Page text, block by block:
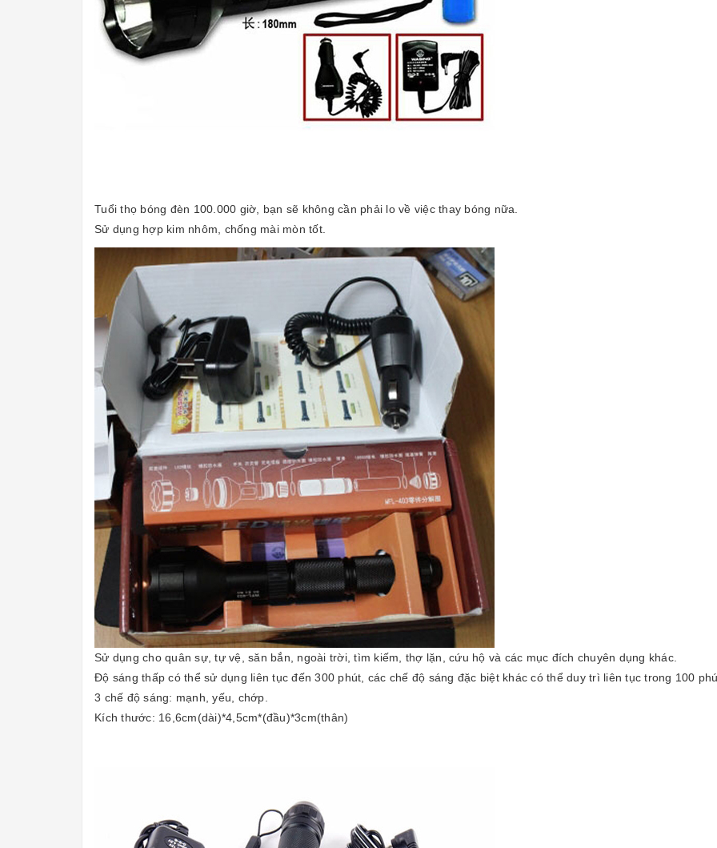
Tuổi thọ bóng đèn 100.000 giờ, bạn sẽ không cần phải lo về việc thay bóng nữa.
Sử dụng hợp kim nhôm, chống mài mòn tốt.
Sử dụng cho quân sự, tự vệ, săn bắn, ngoài trời, tìm kiếm, thợ lặn, cứu hộ và các mục đích chuyên dụng khác.
Độ sáng thấp có thể sử dụng liên tục đến 300 phút, các chế độ sáng đặc biệt khác có thể duy trì liên tục trong 100
3 chế độ sáng: mạnh, yếu, chớp.
Kích thước: 16,6cm(dài)*4,5cm*(đầu)*3cm(thân)